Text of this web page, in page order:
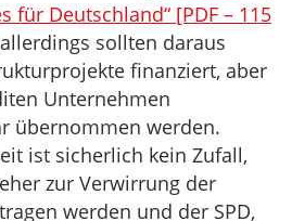
für Deutschland“ [PDF – 115
sollten daraus
finanziert, aber
Unternehmen
übernommen werden.
ist sicherlich kein Zufall,
zur Verwirrung der
werden und der SPD,